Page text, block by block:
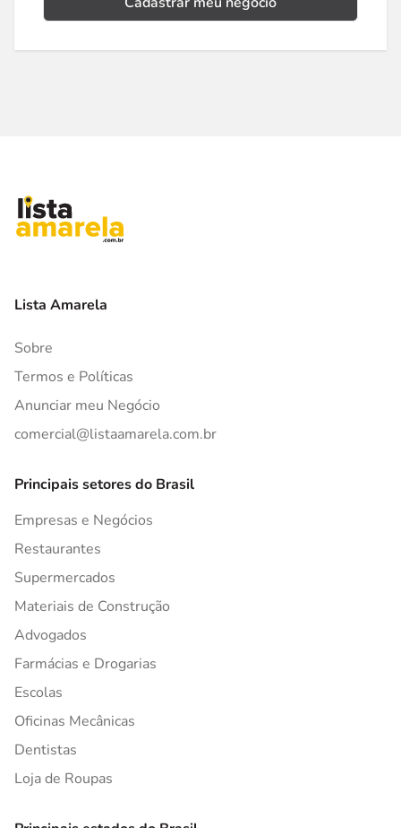
Lista Amarela
Sobre
Termos e Políticas
Anunciar meu Negócio
comercial@listaamarela.com.br
Principais setores do Brasil
Empresas e Negócios
Restaurantes
Supermercados
Materiais de Construção
Advogados
Farmácias e Drogarias
Escolas
Oficinas Mecânicas
Dentistas
Loja de Roupas